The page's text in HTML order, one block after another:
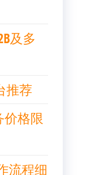
及多
推荐
价格限
流程细